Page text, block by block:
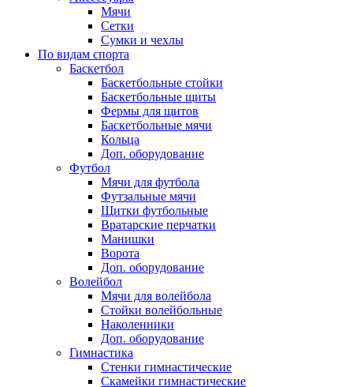
Мячи
Сетки
Сумки и чехлы
По видам спорта
Баскетбол
Баскетбольные стойки
Баскетбольные щиты
Фермы для щитов
Баскетбольные мячи
Кольца
Доп. оборудование
Футбол
Мячи для футбола
Футзальные мячи
Щитки футбольные
Вратарские перчатки
Манишки
Ворота
Доп. оборудование
Волейбол
Мячи для волейбола
Стойки волейбольные
Наколенники
Доп. оборудование
Гимнастика
Стенки гимнастические
Скамейки гимнастические